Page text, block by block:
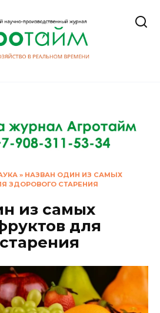
» НАЗВАН ОДИН ИЗ САМЫХ
ЗДОРОВОГО СТАРЕНИЯ
из самых
для